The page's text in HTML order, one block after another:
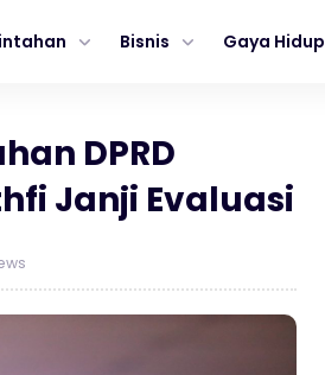
Bisnis Gaya Hidup
DPRD
Janji Evaluasi